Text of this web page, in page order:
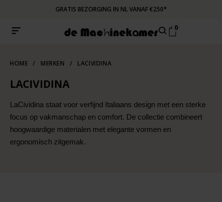
GRATIS BEZORGING IN NL VANAF €250*
0
HOME / MERKEN / LACIVIDINA
LACIVIDINA
LaCividina staat voor verfijnd Italiaans design met een sterke
focus op vakmanschap en comfort. De collectie combineert
hoogwaardige materialen met elegante vormen en
ergonomisch zitgemak.